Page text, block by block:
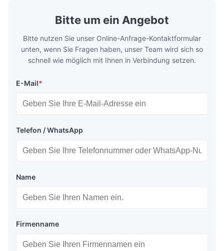
Bitte um ein Angebot
Bitte nutzen Sie unser Online-Anfrage-Kontaktformular
unten, wenn Sie Fragen haben, unser Team wird sich so
schnell wie möglich mit Ihnen in Verbindung setzen.
E-Mail*
Telefon / WhatsApp
Name
Firmenname